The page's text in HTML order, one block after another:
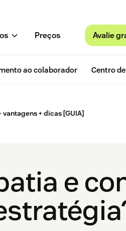
Preços Avalie
ao colaborador Centro
+ dicas [GUIA]
e